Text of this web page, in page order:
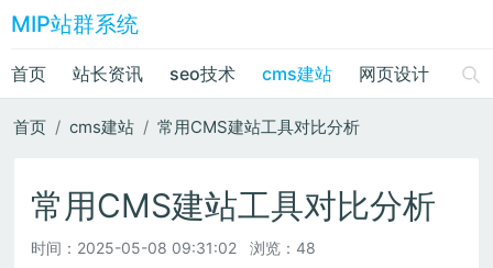
MIP站群系统
首页 站长资讯 seo技术 cms建站 网页设计 绘
首页 cms建站 常用CMS建站工具对比分析
常用CMS建站工具对比分析
时间： 2025-05-08 09:31:02 浏览：48